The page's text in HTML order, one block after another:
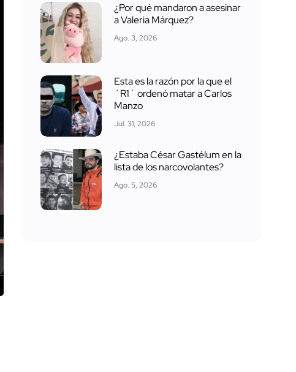
¿Por qué mandaron a asesinar
a Valeria Márquez?
Ago. 3, 2026
Esta es la razón por la que el
´R1´ ordenó matar a Carlos
Manzo
Jul. 31, 2026
¿Estaba César Gastélum en la
lista de los narcovolantes?
Ago. 5, 2026